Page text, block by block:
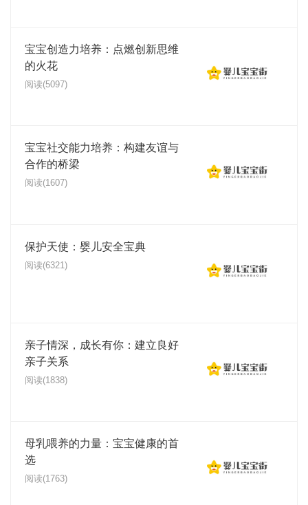
宝宝创造力培养：点燃创新思维
的火花
阅读(5097)
宝宝社交能力培养：构建友谊与
合作的桥梁
阅读(1607)
保护天使：婴儿安全宝典
阅读(6321)
亲子情深，成长有你：建立良好
亲子关系
阅读(1838)
母乳喂养的力量：宝宝健康的首
选
阅读(1763)